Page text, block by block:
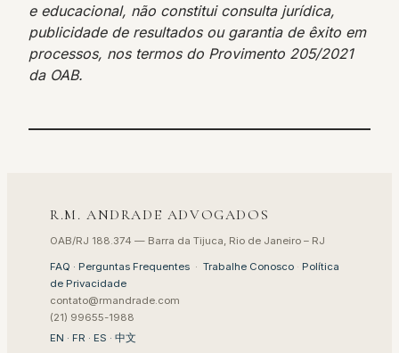
e educacional, não constitui consulta jurídica,
publicidade de resultados ou garantia de êxito em
processos, nos termos do Provimento 205/2021
da OAB.
R.M. ANDRADE ADVOGADOS
OAB/RJ 188.374 — Barra da Tijuca, Rio de Janeiro – RJ
FAQ · Perguntas Frequentes · Trabalhe Conosco · Política
de Privacidade
contato@rmandrade.com
(21) 99655-1988
EN · FR · ES · 中文